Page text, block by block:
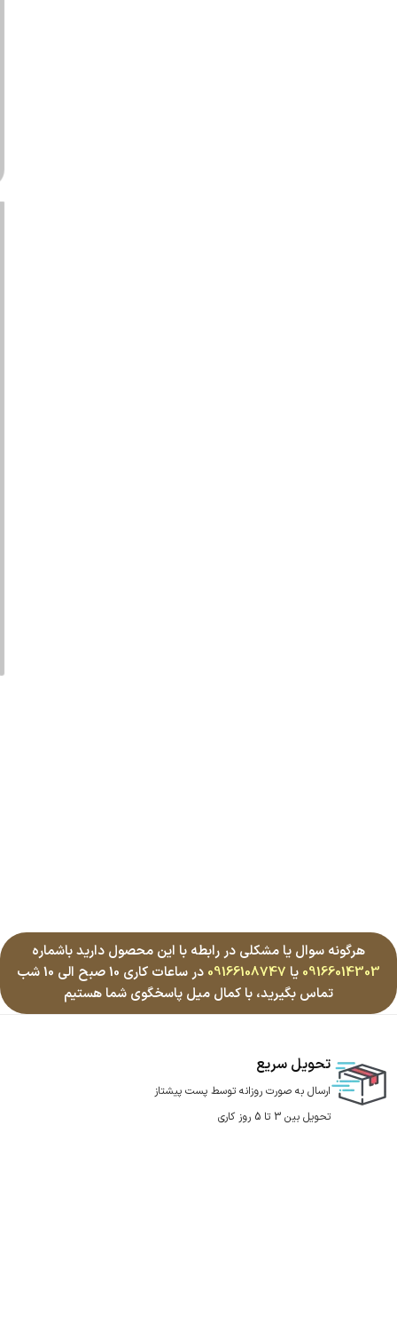
هرگونه سوال یا مشکلی در رابطه با این محصول دارید باشماره
09166014303 یا 09166108747
در ساعات کاری 10 صبح الی 10 شب
تماس بگیرید، با کمال میل پاسخگوی شما هستیم
تحویل سریع
ارسال به صورت روزانه توسط پست پیشتاز
تحویل بین 3 تا 5 روز کاری